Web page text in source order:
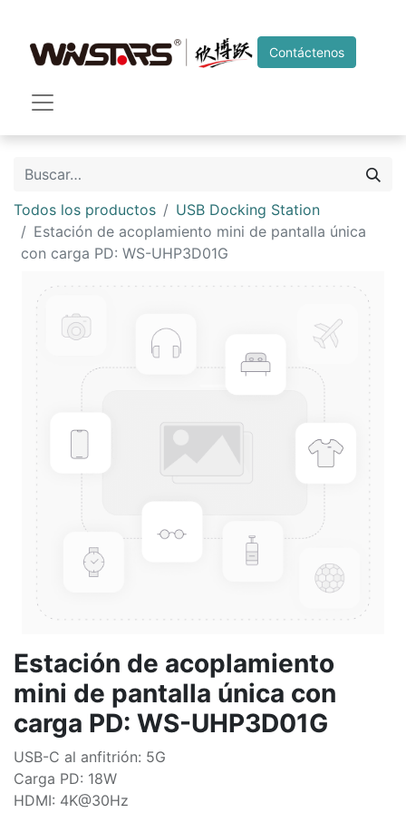
Contáctenos
Todos los productos
USB Docking Station
Estación de acoplamiento mini de pantalla única
con carga PD: WS-UHP3D01G
Estación de acoplamiento
mini de pantalla única con
carga PD: WS-UHP3D01G
USB-C al anfitrión: 5G
Carga PD: 18W
HDMI: 4K@30Hz